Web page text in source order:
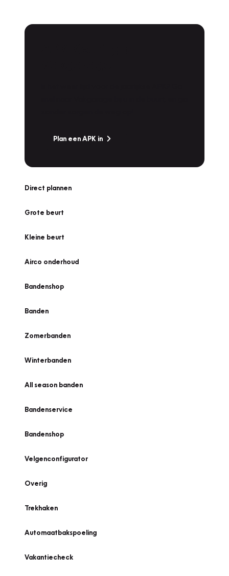
Plan een APK in
Direct plannen
Grote beurt
Kleine beurt
Airco onderhoud
Bandenshop
Banden
Zomerbanden
Winterbanden
All season banden
Bandenservice
Bandenshop
Velgenconfigurator
Overig
Trekhaken
Automaatbakspoeling
Vakantiecheck